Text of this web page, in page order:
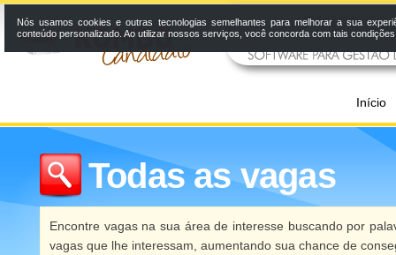
Início
Todas as vagas
Encontre vagas na sua área de interesse buscando por
vagas que lhe interessam, aumentando sua chance de
Nós usamos cookies e outras tecnologias semelhantes para melhorar a sua
conteúdo personalizado. Ao utilizar nossos serviços, você concorda com tais